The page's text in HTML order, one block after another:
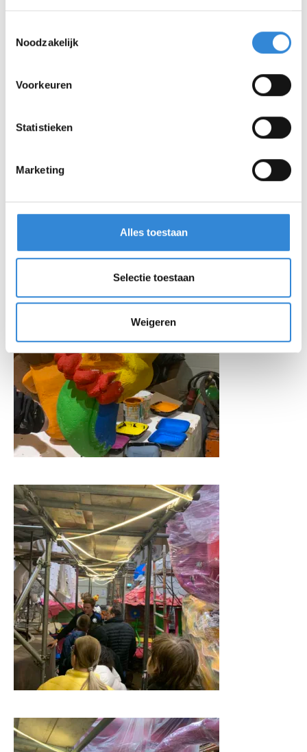
Noodzakelijk
Voorkeuren
Statistieken
Marketing
Alles toestaan
Selectie toestaan
Weigeren